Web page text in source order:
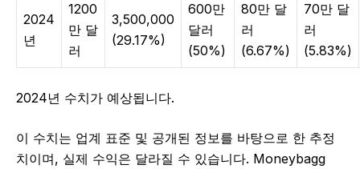
2024
년
1200
만 달
러
3,500,000
(29.17%)
600만
달러
(50%)
80만 달
러
(6.67%)
70만 달
러
(5.83%)
2024년 수치가 예상됩니다.
이 수치는 업계 표준 및 공개된 정보를 바탕으로 한 추정
치이며, 실제 수익은 달라질 수 있습니다. Moneybagg